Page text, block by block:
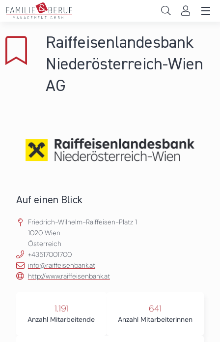
Direkt zum Inhalt
Gemeinden
News & Events
Raiffeisenlandesbank
Niederösterreich-Wien
AG
Auf einen Blick
Friedrich-Wilhelm-Raiffeisen-Platz 1
1020 Wien
Österreich
+43517001700
info@raiffeisenbank.at
http://www.raiffeisenbank.at
1.191
Anzahl Mitarbeitende
641
Anzahl Mitarbeiterinnen